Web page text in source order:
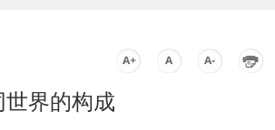
世界的构成